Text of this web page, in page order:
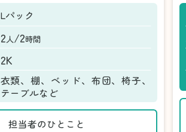
Lパック
2人/2時間
2K
衣類、棚、ベッド、布団、椅子、
テーブルなど
担当者のひとこと